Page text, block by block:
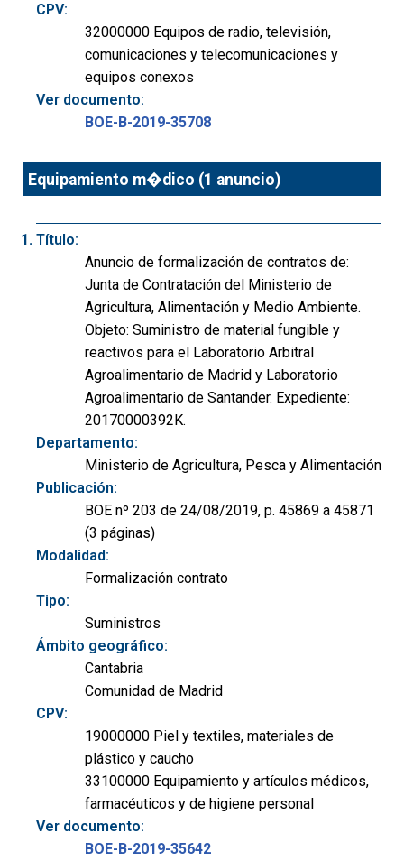
CPV:
32000000 Equipos de radio, televisión,
comunicaciones y telecomunicaciones y
equipos conexos
Ver documento:
BOE-B-2019-35708
Equipamiento m�dico (1 anuncio)
Título:
Anuncio de formalización de contratos de:
Junta de Contratación del Ministerio de
Agricultura, Alimentación y Medio Ambiente.
Objeto: Suministro de material fungible y
reactivos para el Laboratorio Arbitral
Agroalimentario de Madrid y Laboratorio
Agroalimentario de Santander. Expediente:
20170000392K.
Departamento:
Ministerio de Agricultura, Pesca y Alimentación
Publicación:
BOE nº 203 de 24/08/2019, p. 45869 a 45871
(3 páginas)
Modalidad:
Formalización contrato
Tipo:
Suministros
Ámbito geográfico:
Cantabria
Comunidad de Madrid
CPV:
19000000 Piel y textiles, materiales de
plástico y caucho
33100000 Equipamiento y artículos médicos,
farmacéuticos y de higiene personal
Ver documento:
BOE-B-2019-35642